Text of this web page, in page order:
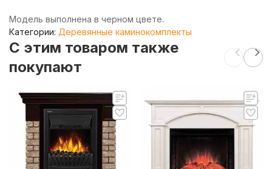
Модель выполнена в черном цвете.
Категории: Деревянные каминокомплекты
C этим товаром также
покупают